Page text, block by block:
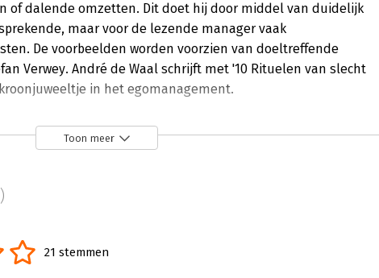
of dalende omzetten. Dit doet hij door middel van duidelijk
maar voor de lezende manager vaak
De voorbeelden worden voorzien van doeltreffende
Verwey. André de Waal schrijft met '10 Rituelen van slecht
in het egomanagement.
Toon meer
21 stemmen